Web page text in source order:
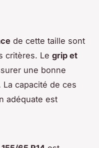
de cette taille sont
critères. Le grip et
une bonne
capacité de ces
adéquate est